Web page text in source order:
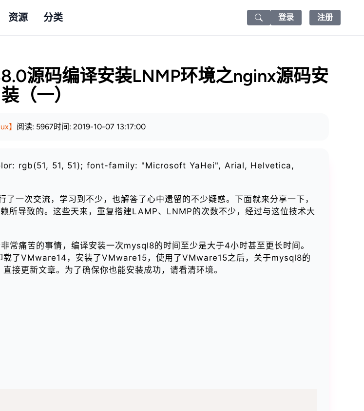
Search icon
登录 注册
资源 分类
源码编译安装LNMP环境之nginx源码安
装（一）
】 阅读: 5967时间: 2019-10-07 13:17:00
rgb(51, 51, 51); font-family: "Microsoft YaHei", Arial, Helvetica,
一次交流，学习到不少，也解答了心中遗留的不少疑惑。下面就来分享一下，
所导致的。这些天来，重复搭建LAMP、LNMP的次数不少，经过与这位技术大
痛苦的事情，编译安装一次mysql8的时间至少是大于4小时甚至更长时间。
载了VMware14，安装了VMware15，使用了VMware15之后，关于mysql8的
接更新文章。为了确保你也能安装成功，请看清环境。